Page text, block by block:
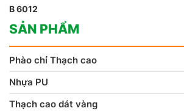
B 6012
SẢN PHẨM
Phào chỉ Thạch cao
Nhựa PU
Thạch cao dát vàng